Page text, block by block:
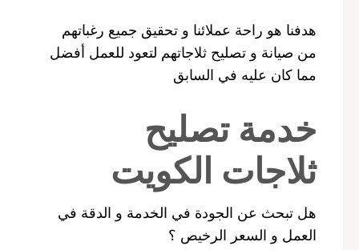
هدفنا هو راحة عملائنا و تحقيق جميع رغباتهم
من صيانة و تصليح ثلاجاتهم لتعود للعمل أفضل
مما كان عليه في السابق
خدمة تصليح
ثلاجات الكويت
هل تبحث عن الجودة في الخدمة و الدقة في
العمل و السعر الرخيص ؟